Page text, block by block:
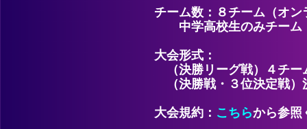
チーム数：８チーム（オ
中学高校生のみチーム
大会形式：
（決勝リーグ戦）４チー
（決勝戦・３位決定戦）
大会規約： こちらから参照